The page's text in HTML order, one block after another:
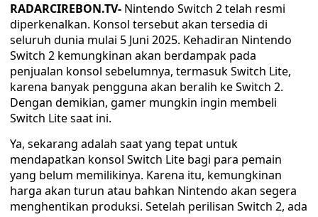
RADARCIREBON.TV- Nintendo Switch 2 telah resmi
diperkenalkan. Konsol tersebut akan tersedia di
seluruh dunia mulai 5 Juni 2025. Kehadiran Nintendo
Switch 2 kemungkinan akan berdampak pada
penjualan konsol sebelumnya, termasuk Switch Lite,
karena banyak pengguna akan beralih ke Switch 2.
Dengan demikian, gamer mungkin ingin membeli
Switch Lite saat ini.
Ya, sekarang adalah saat yang tepat untuk
mendapatkan konsol Switch Lite bagi para pemain
yang belum memilikinya. Karena itu, kemungkinan
harga akan turun atau bahkan Nintendo akan segera
menghentikan produksi. Setelah perilisan Switch 2, ada